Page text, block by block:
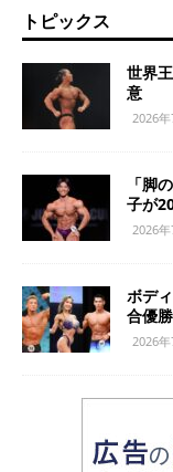
トピックス
世界
意
2026
「脚
子が
2026
ボデ
合優
2026